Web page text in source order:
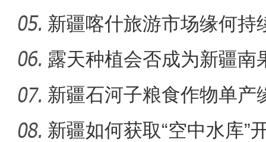
张清闯：我相信这部影片
团
新疆喀什旅游市场缘何持
露天种植会否成为新疆南
新疆石河子粮食作物单产
新疆如何获取“空中水库”